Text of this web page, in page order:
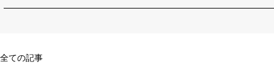
全ての記事